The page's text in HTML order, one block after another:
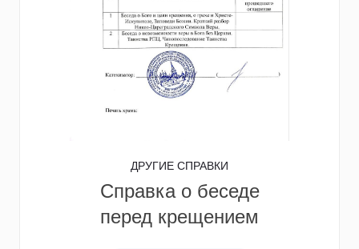
ДРУГИЕ СПРАВКИ
Справка о беседе
перед крещением